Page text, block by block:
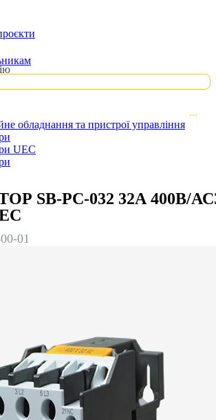
обладнання та пристрої управління
UEC
SB-РC-032 32А 400В/
01